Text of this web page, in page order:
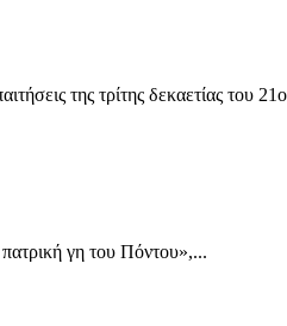
της τρίτης δεκαετίας του
γη του Πόντου»,...